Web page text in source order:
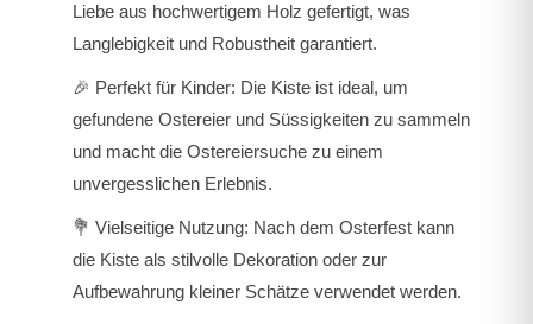
Liebe aus hochwertigem Holz gefertigt, was
Langlebigkeit und Robustheit garantiert.
🎉 Perfekt für Kinder: Die Kiste ist ideal, um
gefundene Ostereier und Süssigkeiten zu sammeln
und macht die Ostereiersuche zu einem
unvergesslichen Erlebnis.
💐 Vielseitige Nutzung: Nach dem Osterfest kann
die Kiste als stilvolle Dekoration oder zur
Aufbewahrung kleiner Schätze verwendet werden.